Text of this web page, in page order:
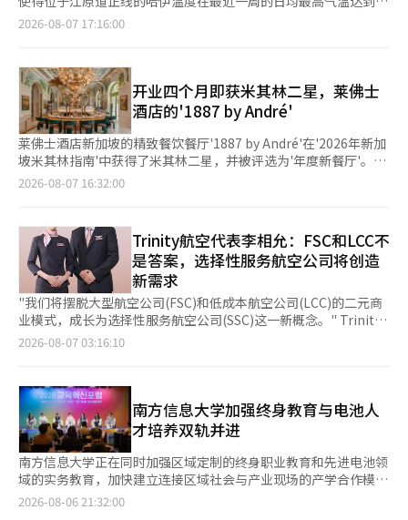
福利待遇。此外，百货商店的消费是为员工和主要客户购买礼品的
费用，海外使用情况则是在出差过程中产生的。公司反驳称，报道
目的是侮辱或诽谤特定大股东，这些资料可能构成名誉侵害。”
当天，金前代表全面否认与新东国会长等特定势力的关联。他表
示：“我不是为新会长工作”，并称“（法人卡使用情况）是关心
韩美的前后员工自发提供的资料”。 ◆ 韩美业绩创历史新高，但
治理结构依然不稳 近年来，韩美集团的经营业绩持续改善。韩美
科学去年销售额超过1.35万亿韩元。今年上半年销售额为7216亿
韩元，营业利润为927亿韩元。韩美制药去年销售额为1.5475万亿
然而，持续三年的经营权争夺、法人卡疑云、保全措施及大规模诉
讼等问题交织在一起，业界对业绩改善能否抵消治理结构的不安表
示担忧。市场普遍认为，10月的违约金诉讼初审判决将成为集团经
营权争夺的又一个分水岭。 韩美集团相关人士表示：“韩美科学
和韩美制药已经建立了稳固的专业管理体系，并且每个季度都在刷
新最高业绩。”他强调，经营权争端与业务发展是相对独立的，业
务正在稳定增长。他补充道：“如果在组织运营上有需要改进的地
系统翻译与编辑。
的法人卡使用记录并非最新资料，而是过去的资料，原因是“最新
资料的保密性非常严格”。对于与新东国韩阳精密董事长、前韩美
表示：“我认识新董事长，但大约一年前才第一次见面，讨论了韩
美如何正常化的问题”，并强调此次举报并非代表特定股东的利
益。他表示：“这是为了讨论韩美制药集团的合规经营和经营正常
化。”另外，1968年出生的金前代表于1996年入职韩美制药，曾
在韩美制药管理层秘书处工作，协助创始人任先代董事长。随后于
2017年创立了专注于免疫治疗的生物科技公司Cure
Therapeutics。Cure Therapeutics于2024年宣布关闭。※ 本报
道经人工智能（AI）系统翻译与编辑。
预计最大瞬时风速为每秒55米，奄美的预期浪高为11米，冲绳为
10米。预计到8日上午，冲绳、奄美及九州南部的24小时降水量将
午之前将出现强降水带，导致暴雨灾害风险急剧增加。 正值夏季
假期的冲绳，由于台风的影响，交通几乎停滞。根据《日本经济新
闻》的报道，7日往返冲绳县的航班全部取消。那霸机场航站楼全
天关闭，冲绳城市单轨铁路和本岛的四家公交公司从第一班车起停
止运营。全日空（ANA）和太阳航空的冲绳县出发及到达航班在7
日至8日全部取消，日本航空（JAL）和天空标志航空也在7日取消
了所有航班。截至6日晚上，受影响的乘客人数为ANA约5万5000
人，JAL约2万6000人。这是自6月以来，冲绳遭遇的第四次对交通
游设施也纷纷停业。主题公园‘丛林乐园冲绳’在6日至8日三天内
停止所有设施的运营。这是首次停业超过三天。冲绳世界等主要旅
游设施也在7日关闭。冲绳县大型酒店集团‘嘉利优士’预计每日
将损失约1500万日元（约合1344.6万元人民币）的收入。冲绳县
旅游促进机构预计，约80%的航班取消乘客将取消旅行，预计冲绳
的游客将减少数万人。 由于台风13号‘海豚’的预期路径比前一
天调整向南，九州本土进入风暴半径（每秒25米以上）的可能性降
低。然而，台风东北侧的风力更强，九州南部和北部海岸需注意强
遭受强震的熊本县，因台风接近而引发的二次灾害担忧加剧。《读
卖新闻》报道，已确认约2500户房屋受损的八代市，自卫队正在
制作防水布固定用的沙袋，县里派出的工作人员正在为损坏的房屋
屋顶覆盖防水布。然而，这些防水布可能会被强风吹走，气象厅呼
吁采取固定措施。熊本县预计在8日至10日将进入台风影响范围。
截至6日下午6时，因地震造成的死亡人数为38人，房屋受损数量
为1万6425户，6737人仍在避难所等地生活，截至6日下午2时，
30.9度。气象厅的自动气象观测设备（AWS）显示，该地区的气温
的自动气象观测设备（AWS）数据，从7月31日至8月6日，哈伊温
度的日最高气温平均为30.9度。 同一时期，记录全国最高气温的庆
南阳山的平均最高气温为39.2度，比哈伊温度高出8.3度。首尔的
平均最高气温也为36.9度，比哈伊温度高出约6度。 特别是在8月2
日，阳山的日最高气温飙升至42.5度，而哈伊温度仅为33.3度，两
地的气温差达9.2度。 这种气温差异被分析为受海拔约800至1000
米的高原地形和白头大干森林环境的影响。白天山风吹拂，夜间气
温迅速下降，形成了相对凉爽的环境。 哈伊温度在夏季推出了海
位于哈伊温度大酒店会议塔7层的户外游泳池，游客可以一边享受
白头大干的美景。水上世界则配备了最高3米的波浪池、滑水道和
漂流池等水上游乐设施。 江原乐园方面表示，水上世界在国内水
上乐园中人均使用面积较大，游乐设施的等待时间也相对较短。
江原乐园旅游市场部代理主任李敏浩表示：“正如气象厅的自动气
象观测设备所示，哈伊温度的气温相对低于城市，吸引了希望在高
原自然环境中享受夏季的游客。”※ 本报道经人工智能（AI）系统
翻译与编辑。
2026-08-07 17:16:00
开业四个月即获米其林二星，莱佛士
酒店的'1887 by André'
莱佛士酒店新加坡的精致餐饮餐厅'1887 by André'在'2026年新加
坡米其林指南'中获得了米其林二星，并被评选为'年度新餐厅'。这
是该餐厅自今年三月开业以来，约四个月内取得的成就。 '1887 by
够自行决定用餐的组成和节奏。 莱佛士酒店新加坡对此次获奖表
示，这是酒店长期以来美食项目竞争力的体现。 莱佛士酒店新加
坡商业与市场总监贾斯敏·霍尔（Jasmin Hall）表示：“此次获
奖是厨房和服务团队共同努力的结果。我们设计餐厅的初衷是让顾
客能够根据自己的口味选择菜单，并享受更加舒适的用餐体验。”
餐厅'1887 by André'的名称源于莱佛士酒店新加坡开业的年份
1887。该餐厅位于酒店历史悠久的主餐饮空间，设有42个座位，
由主厨安德烈·江（André Chiang）主理，推出融合法国料理、
借助此次获奖，酒店计划扩大其美食项目，并持续推出反映历史和
文化的餐饮内容。※ 本报道经人工智能（AI）系统翻译与编辑。
2026-08-07 16:32:00
Trinity航空代表李相允：FSC和LCC不
是答案，选择性服务航空公司将创造
新需求
"我们将摆脱大型航空公司(FSC)和低成本航空公司(LCC)的二元商
业模式，成长为选择性服务航空公司(SSC)这一新概念。" Trinity
航空代表李相允在6日于首尔索诺佩利切会议中心举行的“Trinity
全、信任、客户定制服务以及T'way航空的安全和索诺集团积累的
接待经验。”他还表示：“品牌价值在于客户的体验，我们将成为
一个始终值得信赖的企业，而非仅仅提供华丽服务。” SSC的特点
是根据航线和旅行目的选择性地提供核心航空服务。国内和短途航
线将保持合理的票价，而美洲和欧洲等长途航线则将提升服务质量
并增强票价竞争力。 Trinity航空在今年2月于仁川国际机场开设了
高端值机柜台，并计划从下半年开始逐步运营机场内的贵宾室。机
上娱乐(IFE)、互联网(IFC)、餐饮等高端服务将作为选择项提供。
2026-08-07 03:16:10
南方信息大学加强终身教育与电池人
才培养双轨并进
南方信息大学正在同时加强区域定制的终身职业教育和先进电池领
域的实务教育，加快建立连接区域社会与产业现场的产学合作模
型。 该校在解决地方问题的教育与未来产业人才培养方面共同推
2026-08-06 21:32:00